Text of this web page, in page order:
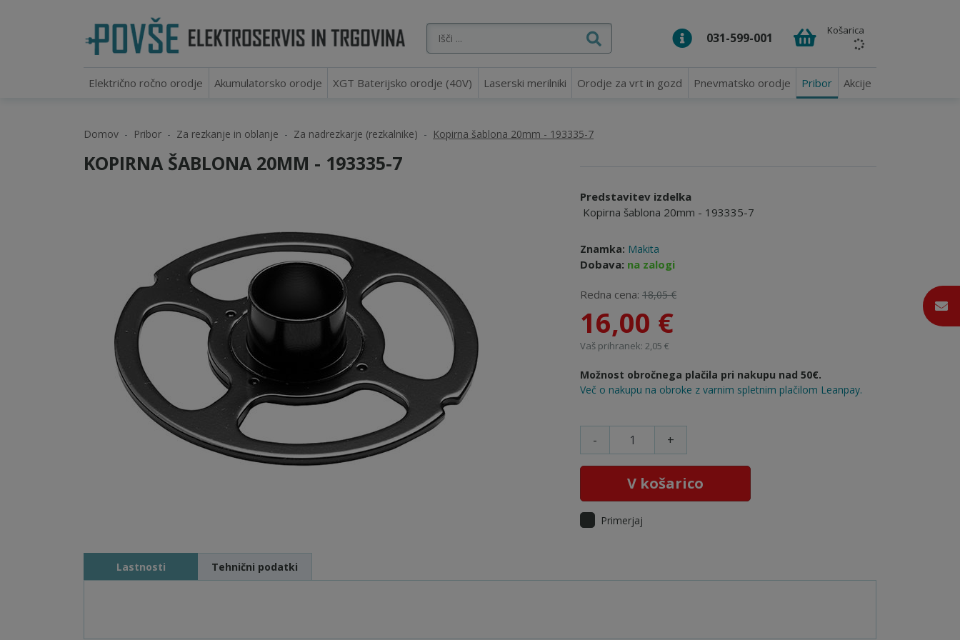
031-599-001 Košarica
Električno ročno orodje Akumulatorsko orodje XGT Baterijsko orodje (40V) Laserski merilniki Orodje za vrt in gozd Pnevmatsko orodje Pribor Akcije
Domov Pribor Za rezkanje in oblanje Za nadrezkarje (rezkalnike) Kopirna šablona 20mm - 193335-7
KOPIRNA ŠABLONA 20MM - 193335-7
Predstavitev izdelka
Kopirna šablona 20mm - 193335-7
Znamka: Makita
Dobava: na zalogi
Redna cena: 18,05 €
16,00 €
Vaš prihranek: 2,05 €
Možnost obročnega plačila pri nakupu nad 50€.
Več o nakupu na obroke z varnim spletnim plačilom Leanpay.
- +
V košarico
Primerjaj
Lastnosti Tehnični podatki